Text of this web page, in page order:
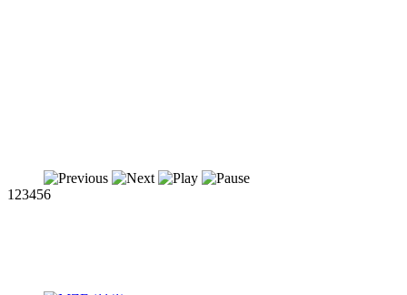
1 23456